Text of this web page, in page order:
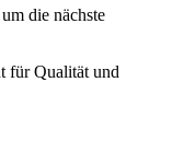
die nächste
für Qualität und